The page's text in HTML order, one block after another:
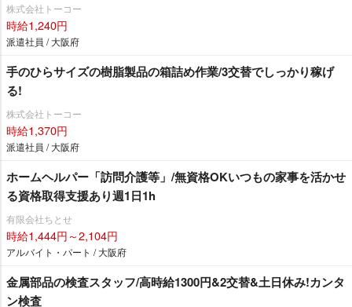
株式会社トーコー
時給1,240円
派遣社員 / 大阪府
手のひらサイズの樹脂製品の箱詰め作業/3交替でしっかり稼げ
る!
株式会社トーコー
時給1,370円
派遣社員 / 大阪府
ホームヘルパー「訪問介護等」/無資格OKいつもの家事を活かせ
る資格取得支援あり週1日1h
有限会社ちとせ
時給1,444円～2,104円
アルバイト・パート / 大阪府
金属部品の検査スタッフ/高時給1300円&2交替&土日休み!カンタ
ン検査